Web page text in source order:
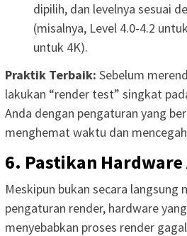
dipilih, dan levelnya sesuai
(misalnya, Level 4.0-4.2
untuk 4K).
Praktik Terbaik: Sebelum
lakukan “render test” singkat
Anda dengan pengaturan yang
menghemat waktu dan
6. Pastikan
Meskipun bukan secara langsung
pengaturan render, hardware
menyebabkan proses render